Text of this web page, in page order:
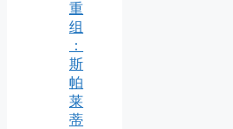
重
组
：
斯
帕
莱
蒂